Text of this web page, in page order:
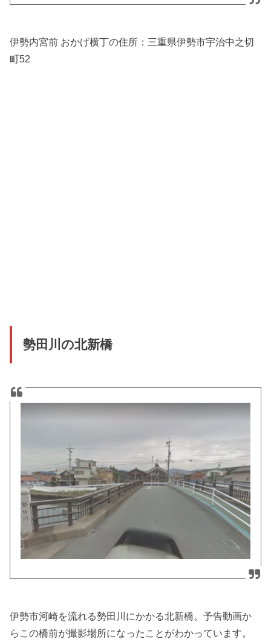
伊勢内宮前 おかげ横丁の住所： 三重県伊勢市宇治中之切
町52
勢田川の北新橋
伊勢市河崎を流れる勢田川にかかる北新橋。予告動画か
らこの橋前が撮影場所になったことがわかっています。